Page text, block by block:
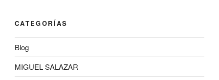
CATEGORÍAS
Blog
MIGUEL SALAZAR